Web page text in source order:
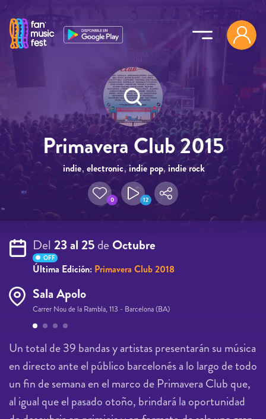
Primavera Club 2015
indie, electronic, indie pop, indie rock
0 12
Del 23 al 25de Octubre
OFF
Última Edición: Primavera Club 2018
Sala Apolo
Carrer Nou de la Rambla, 113 - Barcelona (BA)
Páginas
Un total de 39 bandas y artistas presentarán su música
en directo ante el público barcelonés a lo largo de todo
un fin de semana en el marco de Primavera Club que,
al igual que el pasado otoño, brindará la oportunidad